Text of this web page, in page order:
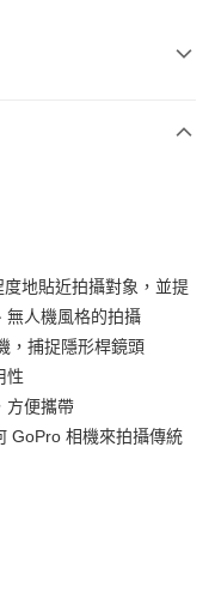
業銀行
邦商業銀行
際商業銀行
業銀行
業銀行
際商業銀行
業銀行
業銀行
邦商業銀行
際商業銀行
業銀行
業銀行
21家銀行
業銀行
邦商業銀行
際商業銀行
業銀行
地貼近拍攝對象，並提
無人機風格的拍攝
，捕捉隱形桿鏡頭
性
方便攜帶
GoPro 相機來拍攝傳統